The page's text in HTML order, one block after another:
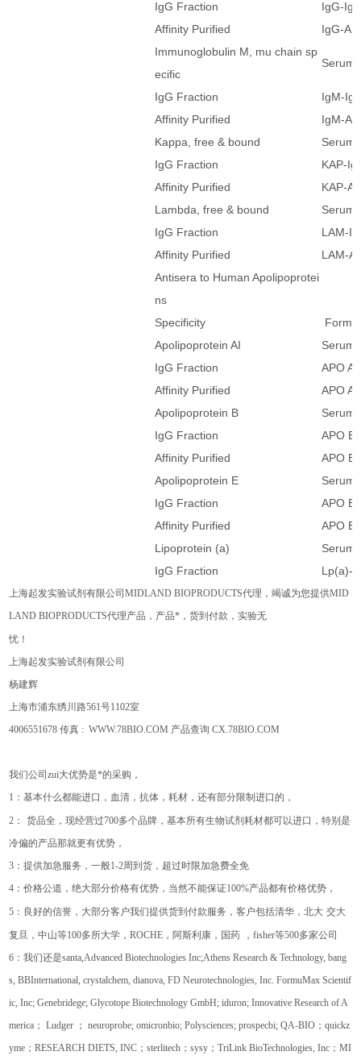
IgG Fraction
IgG-
Affinity Purified
IgG-AP
Immunoglobulin M, mu chain sp
ecific
Serum
IgG Fraction
IgM-
Affinity Purified
IgM-AP
Kappa, free & bound
Serum
IgG Fraction
KAP-
Affinity Purified
KAP-
Lambda, free & bound
Serum
IgG Fraction
LAM-
Affinity Purified
LAM-
Antisera to Human Apolipoprotei
ns
Specificity
Form
Apolipoprotein AI
Serum
IgG Fraction
APO
Affinity Purified
APO
Apolipoprotein B
Serum
IgG Fraction
APO
Affinity Purified
APO B
Apolipoprotein E
Serum
IgG Fraction
APO
Affinity Purified
APO E
Lipoprotein (a)
Serum
IgG Fraction
Lp(a)-
上海起发实验试剂有限公司MIDLAND BIOPRODUCTS代理，竭诚为您提供MID
LAND BIOPRODUCTS代理产品，产品*，货到付款，实验无
忧！
上海起发实验试剂有限公司
杨建辉
上海市浦东绣川路561号1102室
4006551678传真 : WWW.78BIO.COM 产品查询 CX.78BIO.COM
我们公司zui大优势是*的采购，
1 ：基本什么都能进口，血清，抗体，耗材，还有部分限制进口的，
2 ： 货品全，现经营过700多个品牌，基本所有生物试剂耗材都可以进口，特别是
冷偏的产品那就更有优势，
3 ：提供加急服务，一般1-2周到货，超过时限加急费全免
4 ：价格公道，绝大部分价格有优势，当然不能保证100%产品都有价格优势，
5 ：良好的信誉，大部分客户我们提供货到付款服务，客户包括清华，北大 交大
复旦，中山等100多所大学，ROCHE ，阿斯利康，国药 ，fisher等500多家公司
6 ：我们还是santa,Advanced Biotechnologies Inc;Athens Research & Technology, bang
s, BBInternational, crystalchem, dianova, FD Neurotechnologies, Inc. FormuMax Scientif
ic, Inc; Genebridege; Glycotope Biotechnology GmbH; iduron; Innovative Research of A
merica ； Ludger ； neuroprobe; omicronbio; Polysciences; prospecbi; QA-BIO ；quickz
yme ；RESEARCH DIETS, INC ；sterlitech ；sysy ；TriLink BioTechnologies, Inc ；MI